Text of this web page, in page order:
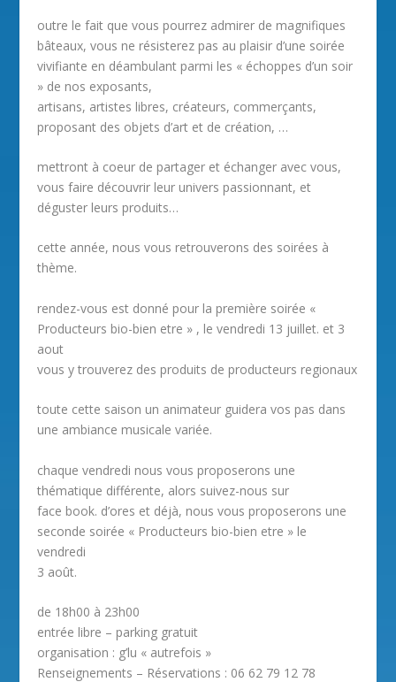
outre le fait que vous pourrez admirer de magnifiques
bâteaux, vous ne résisterez pas au plaisir d’une soirée
vivifiante en déambulant parmi les « échoppes d’un soir
» de nos exposants,
artisans, artistes libres, créateurs, commerçants,
proposant des objets d’art et de création, …
mettront à coeur de partager et échanger avec vous,
vous faire découvrir leur univers passionnant, et
déguster leurs produits…
cette année, nous vous retrouverons des soirées à
thème.
rendez-vous est donné pour la première soirée «
Producteurs bio-bien etre » , le vendredi 13 juillet. et 3
aout
vous y trouverez des produits de producteurs regionaux
toute cette saison un animateur guidera vos pas dans
une ambiance musicale variée.
chaque vendredi nous vous proposerons une
thématique différente, alors suivez-nous sur
face book. d’ores et déjà, nous vous proposerons une
seconde soirée « Producteurs bio-bien etre » le
vendredi
3 août.
de 18h00 à 23h00
entrée libre – parking gratuit
organisation : g’lu « autrefois »
Renseignements – Réservations : 06 62 79 12 78